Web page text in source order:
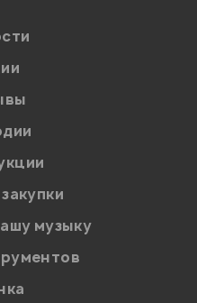
персональных данных в
в отношении обработки
музыку